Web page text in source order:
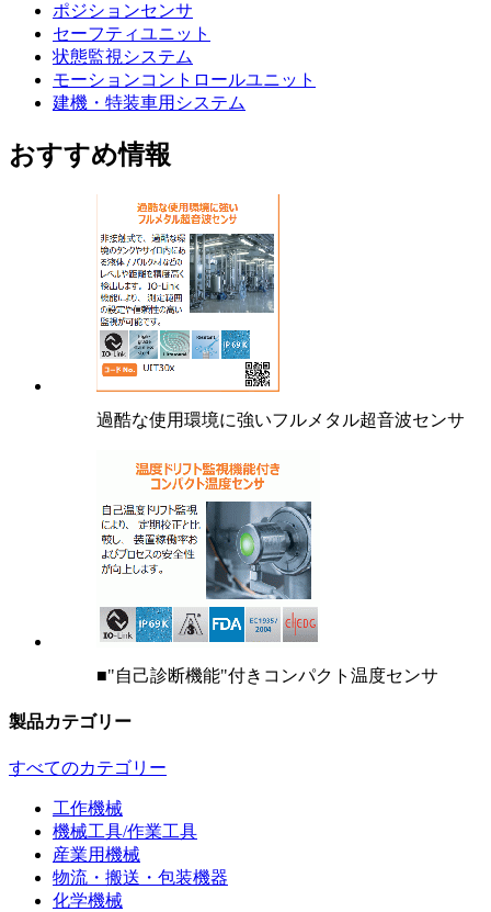
ポジションセンサ
セーフティユニット
状態監視システム
モーションコントロールユニット
建機・特装車用システム
おすすめ情報
過酷な使用環境に強いフルメタル超音波センサ
■"自己診断機能"付きコンパクト温度センサ
製品カテゴリー
すべてのカテゴリー
工作機械
機械工具/作業工具
産業用機械
物流・搬送・包装機器
化学機械